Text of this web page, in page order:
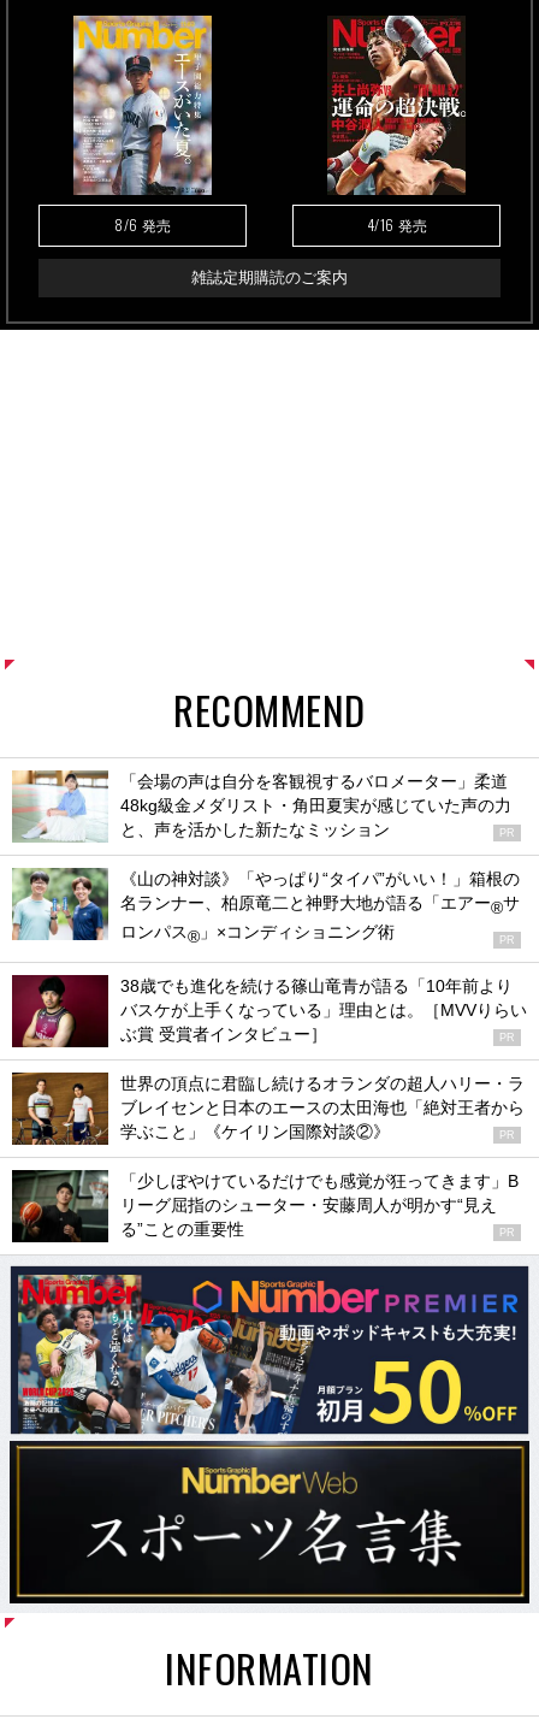
8/6 発売 4/16 発売
雑誌定期購読のご案内
RECOMMEND
「会場の声は自分を客観視するバロメーター」柔道
48kg級金メダリスト・角田夏実が感じていた声の力
と、声を活かした新たなミッション
PR
《山の神対談》「やっぱり“タイパ”がいい！」箱根の
名ランナー、柏原竜二と神野大地が語る「エアー®サ
ロンパス® 」×コンディショニング術 PR
38歳でも進化を続ける篠山竜青が語る「10年前より
バスケが上手くなっている」理由とは。［MVVりらい
ぶ賞 受賞者インタビュー］
PR
世界の頂点に君臨し続けるオランダの超人ハリー・ラ
ブレイセンと日本のエースの太田海也「絶対王者から
学ぶこと」《ケイリン国際対談②》
PR
「少しぼやけているだけでも感覚が狂ってきます」B
リーグ屈指のシューター・安藤周人が明かす“見え
る”ことの重要性
PR
INFORMATION